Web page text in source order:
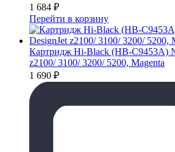
1 684 ₽
Перейти в корзину
Картридж Hi-Black (HB-C9453A)
z2100/ 3100/ 3200/ 5200, Magenta
1 690 ₽